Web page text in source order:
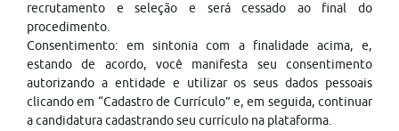
recrutamento e seleção e será cessado ao final do
procedimento.
Consentimento: em sintonia com a finalidade acima, e,
estando de acordo, você manifesta seu consentimento
autorizando a entidade e utilizar os seus dados pessoais
clicando em “Cadastro de Currículo” e, em seguida, continuar
a candidatura cadastrando seu currículo na plataforma.